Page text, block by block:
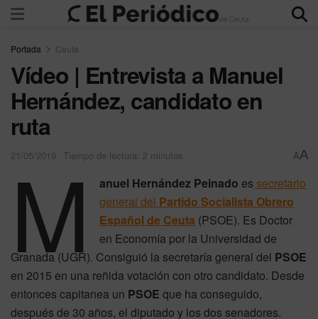
Portada Ceuta
Vídeo | Entrevista a Manuel
Hernández, candidato en
ruta
21/05/2019 Tiempo de lectura: 2 minutos AA
M anuel Hernández Peinado es secretario
general del Partido Socialista Obrero
Español de Ceuta (PSOE). Es Doctor
en Economía por la Universidad de
Granada (UGR). Consiguió la secretaría general del PSOE
en 2015 en una reñida votación con otro candidato. Desde
entonces capitanea un PSOE que ha conseguido,
después de 30 años, el diputado y los dos senadores.